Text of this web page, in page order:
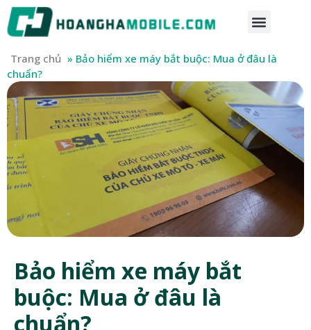
Trang chủ » Bảo hiểm xe máy bắt buộc: Mua ở đâu là
chuẩn?
Bảo hiểm xe máy bắt
buộc: Mua ở đâu là
chuẩn?